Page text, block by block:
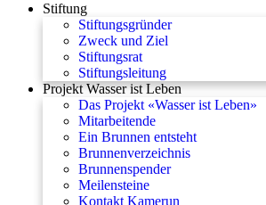
Stiftung
Stiftungsgründer
Zweck und Ziel
Stiftungsrat
Stiftungsleitung
Projekt Wasser ist Leben
Das Projekt «Wasser ist Leben»
Mitarbeitende
Ein Brunnen entsteht
Brunnenverzeichnis
Brunnenspender
Meilensteine
Kontakt Kamerun